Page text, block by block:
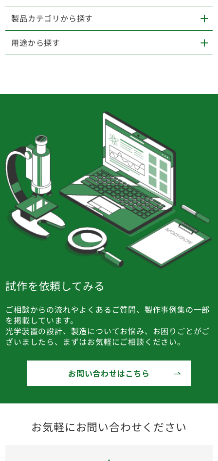
製品カテゴリから探す
用途から探す
試作を依頼してみる
ご相談からの流れやよくあるご質問、製作事例集の一部
を掲載しています。
光学装置の設計、製造についてお悩み、お困りごとがご
ざいましたら、まずはお気軽にご相談ください。
お問い合わせはこちら
お気軽にお問い合わせください